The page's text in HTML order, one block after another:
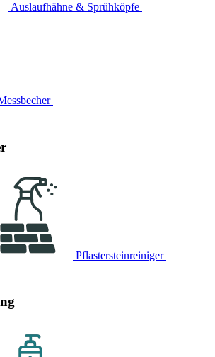
Auslaufhähne & Sprühköpfe
Pflastersteinreiniger